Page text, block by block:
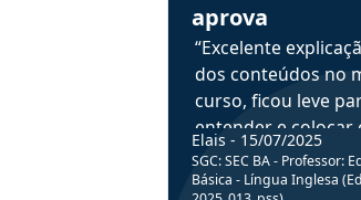
aprova
“Excelente
dos conteúdos no
curso, ficou leve
entender e colocar
prática através da
resolução de
Elais - 15/07/2025
SGC: SEC BA - Professor:
Básica - Língua Inglesa